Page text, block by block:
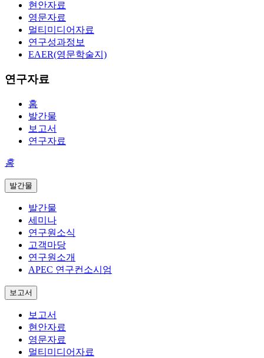
현안자료
영문자료
멀티미디어자료
연구성과정보
EAER(영문학술지)
연구자료
홈
발간물
보고서
연구자료
홈
발간물
발간물
세미나
연구원소식
고객마당
연구원소개
APEC 연구컨소시엄
보고서
보고서
현안자료
영문자료
멀티미디어자료